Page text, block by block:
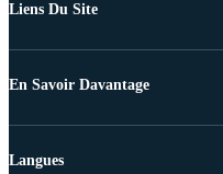
Liens Du Site
En Savoir Davantage
Langues